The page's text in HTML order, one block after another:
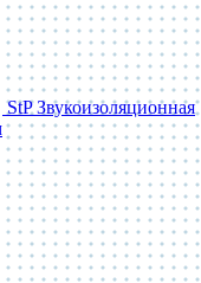
StP Звукоизоляционная